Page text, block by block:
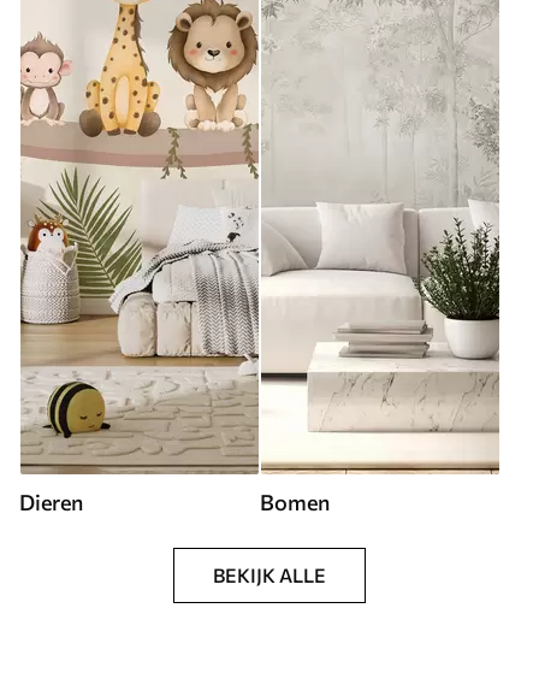
Dieren Bomen
BEKIJK ALLE